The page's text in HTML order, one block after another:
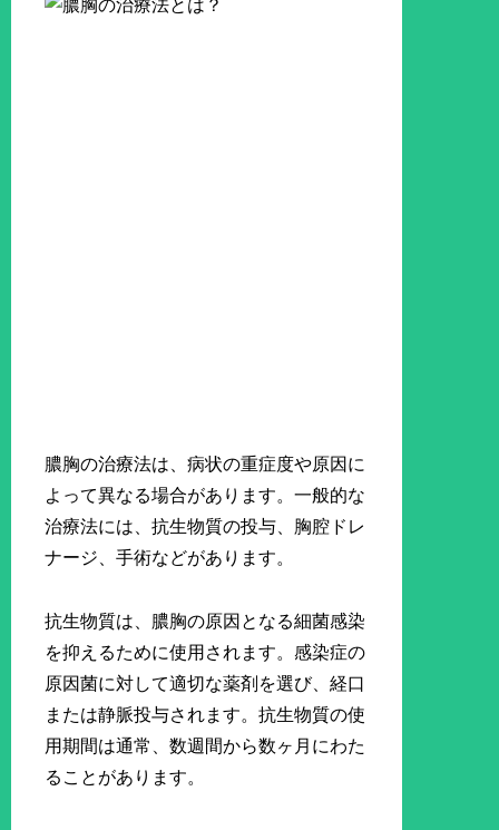
膿胸の治療法は、病状の重症度や原因に
よって異なる場合があります。一般的な
治療法には、抗生物質の投与、胸腔ドレ
ナージ、手術などがあります。
抗生物質は、膿胸の原因となる細菌感染
を抑えるために使用されます。感染症の
原因菌に対して適切な薬剤を選び、経口
または静脈投与されます。抗生物質の使
用期間は通常、数週間から数ヶ月にわた
ることがあります。